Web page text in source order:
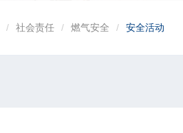
/ 社会责任 / 燃气安全 / 安全活动